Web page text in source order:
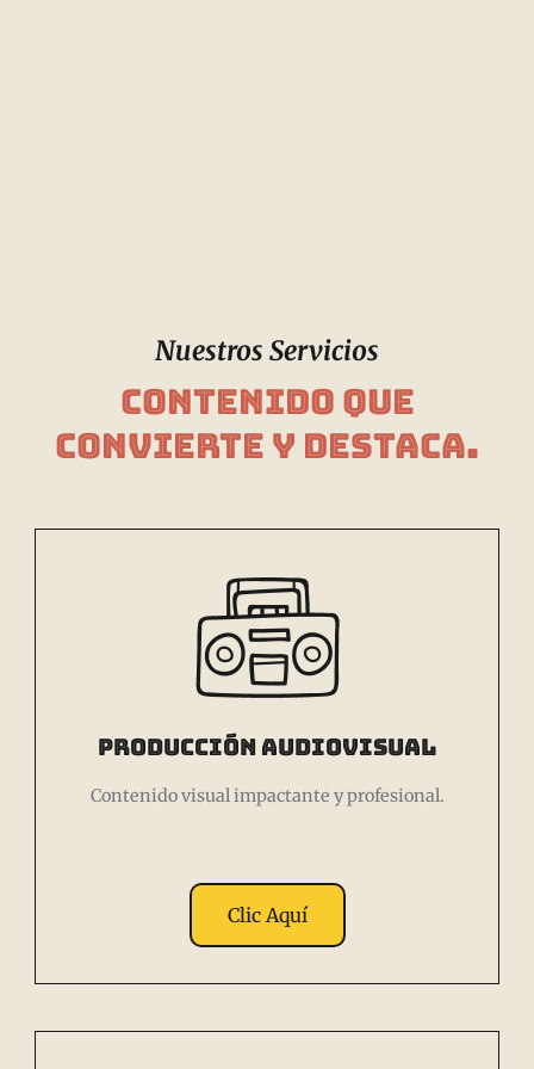
Nuestros Servicios
Contenido que
convierte y destaca.
Producción Audiovisual
Contenido visual impactante y profesional.
Clic Aquí